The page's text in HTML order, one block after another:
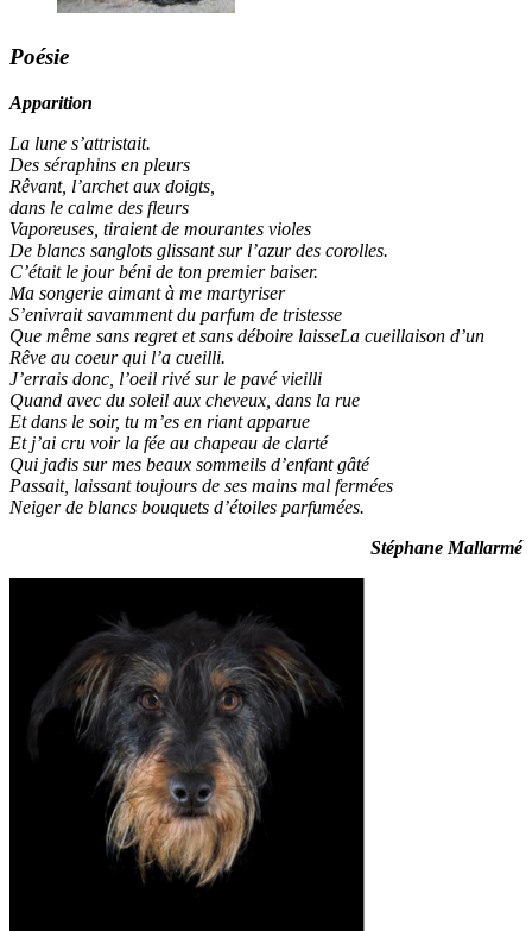
Poésie
Apparition
La lune s’attristait.
Des séraphins en pleurs
Rêvant, l’archet aux doigts,
dans le calme des fleurs
Vaporeuses, tiraient de mourantes violes
De blancs sanglots glissant sur l’azur des corolles.
C’était le jour béni de ton premier baiser.
Ma songerie aimant à me martyriser
S’enivrait savamment du parfum de tristesse
Que même sans regret et sans déboire laisseLa cueillaison d’un
Rêve au coeur qui l’a cueilli.
J’errais donc, l’oeil rivé sur le pavé vieilli
Quand avec du soleil aux cheveux, dans la rue
Et dans le soir, tu m’es en riant apparue
Et j’ai cru voir la fée au chapeau de clarté
Qui jadis sur mes beaux sommeils d’enfant gâté
Passait, laissant toujours de ses mains mal fermées
Neiger de blancs bouquets d’étoiles parfumées.
Stéphane Mallarmé